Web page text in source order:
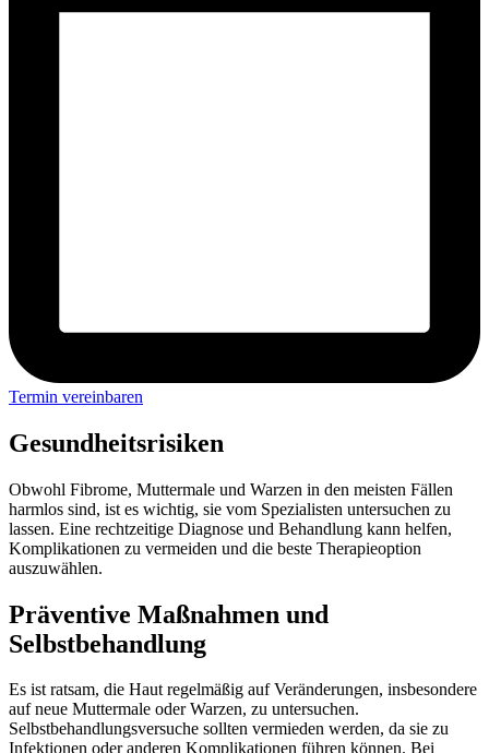
Termin vereinbaren
Gesundheitsrisiken
Obwohl Fibrome, Muttermale und Warzen in den meisten Fällen
harmlos sind, ist es wichtig, sie vom Spezialisten untersuchen zu
lassen. Eine rechtzeitige Diagnose und Behandlung kann helfen,
Komplikationen zu vermeiden und die beste Therapieoption
auszuwählen.
Präventive Maßnahmen und
Selbstbehandlung
Es ist ratsam, die Haut regelmäßig auf Veränderungen, insbesondere
auf neue Muttermale oder Warzen, zu untersuchen.
Selbstbehandlungsversuche sollten vermieden werden, da sie zu
Infektionen oder anderen Komplikationen führen können. Bei